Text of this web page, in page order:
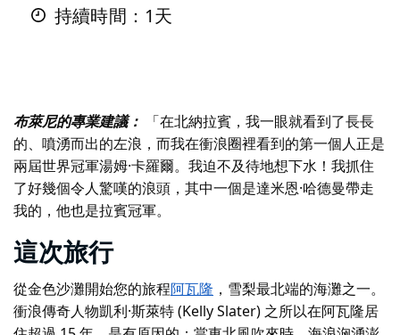
持續時間：1天
布萊尼的專業建議：
「在北納拉賓，我一眼就看到了長長
的、噴湧而出的左浪，而我在衝浪圈裡看到的第一個人正是
兩屆世界冠軍湯姆·卡羅爾。我迫不及待地想下水！我抓住
了好幾個令人驚嘆的浪頭，其中一個是達米恩·哈德曼帶走
我的，他也是拉賓冠軍。
這次旅行
從金色沙灘開始您的旅程阿瓦隆 ，雪梨最北端的海灘之一。
衝浪傳奇人物凱利·斯萊特 (Kelly Slater) 之所以在阿瓦隆居